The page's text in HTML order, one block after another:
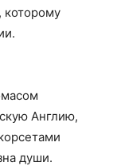
которому
Англию,
души.